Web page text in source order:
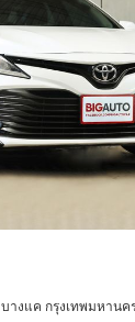
บางแค กรุงเทพมหานค